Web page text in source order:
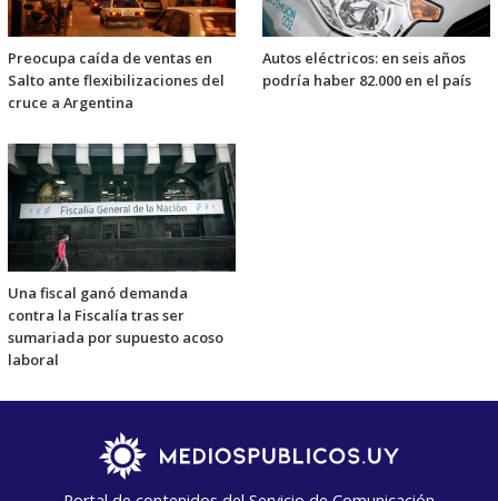
Preocupa caída de ventas en
Salto ante flexibilizaciones del
cruce a Argentina
Autos eléctricos: en seis años
podría haber 82.000 en el país
Una fiscal ganó demanda
contra la Fiscalía tras ser
sumariada por supuesto acoso
laboral